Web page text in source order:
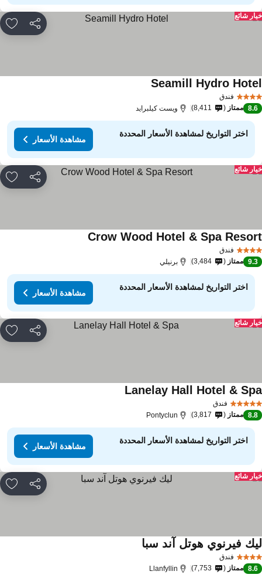
مشاركة
شائع
فندق
Seamill Hydro
8.6 ممتاز 8,411 ويست كيلبرايد
اختر التواريخ لمشاهدة الأسعار المحددة
مشاهدة الأسعار
مشاركة
شائع
فندق
Crow Wood Hotel & Spa
9.3 ممتاز 3,484 برنيلي
اختر التواريخ لمشاهدة الأسعار المحددة
مشاهدة الأسعار
مشاركة
شائع
فندق
Lanelay Hall Hotel &
8.8 ممتاز 3,817
Pontyclun
اختر التواريخ لمشاهدة الأسعار المحددة
مشاهدة الأسعار
مشاركة
شائع
فندق
فيرنوي هوتل آند سبا
8.6 ممتاز 7,753
Llanfyllin